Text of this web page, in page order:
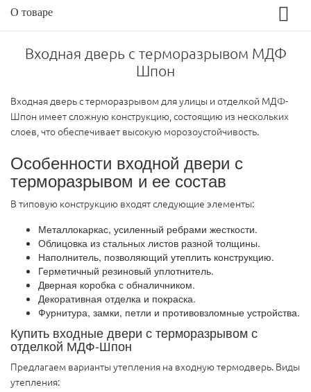
О товаре
Входная дверь с терморазрывом МДФ
Шпон
Входная дверь с терморазрывом для улицы и отделкой МДФ-
Шпон имеет сложную конструкцию, состоящию из нескольких
слоев, что обеспечивает высокую морозоустойчивость.
Особенности входной двери с
терморазрывом и ее состав
В типовую конструкцию входят следующие элементы:
Металлокаркас, усиленный ребрами жесткости.
Облицовка из стальных листов разной толщины.
Наполнитель, позволяющий утеплить конструкцию.
Герметичный резиновый уплотнитель.
Дверная коробка с обналичником.
Декоративная отделка и покраска.
Фурнитура, замки, петли и противовзломные устройства.
Купить входные двери с терморазрывом с
отделкой МДФ-Шпон
Предлагаем варианты утепления на входную термодверь. Виды
утепления: